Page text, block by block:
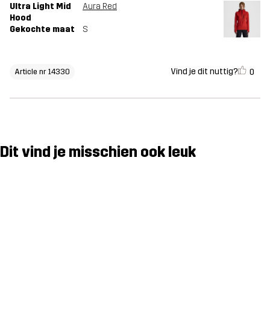
Ultra Light Mid
Hood
Aura Red
Gekochte maat S
Article nr 14330 Vind je dit nuttig? 0
Dit vind je misschien ook leuk